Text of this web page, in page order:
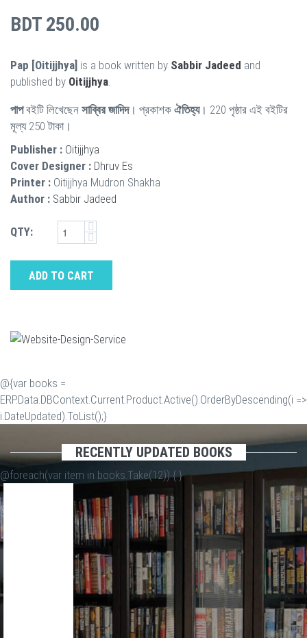
BDT 250.00
Pap [Oitijjhya] is a book written by Sabbir Jadeed and
published by Oitijjhya
পাপবইটি লিখেছেন সাব্বির জাদিদ। প্রকাশক ঐতিহ্য। 220 পৃষ্ঠার এই বইটির
মূল্য 250 টাকা।
Publisher : Oitijjhya
Cover Designer : Dhruv Es
Printer : Oitijjhya Mudron Shakha
Author : Sabbir Jadeed
QTY:
ADD TO CART
@{var books =
ERP.Data.DBContext.Current.Product.Active().OrderByDescending(i =>
i.DateUpdated).ToList();}
RECENTLY UPDATED BOOKS
@foreach(var item in books.Take(12)) {}